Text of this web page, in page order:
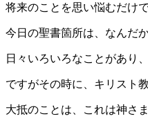
将来のことを思い悩むだけ
今日の聖書箇所は、なんだ
日々いろいろなことがあり
ですがその時に、キリスト
大抵のことは、これは神さ